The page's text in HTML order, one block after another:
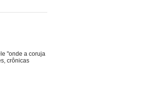
"onde a coruja
crônicas